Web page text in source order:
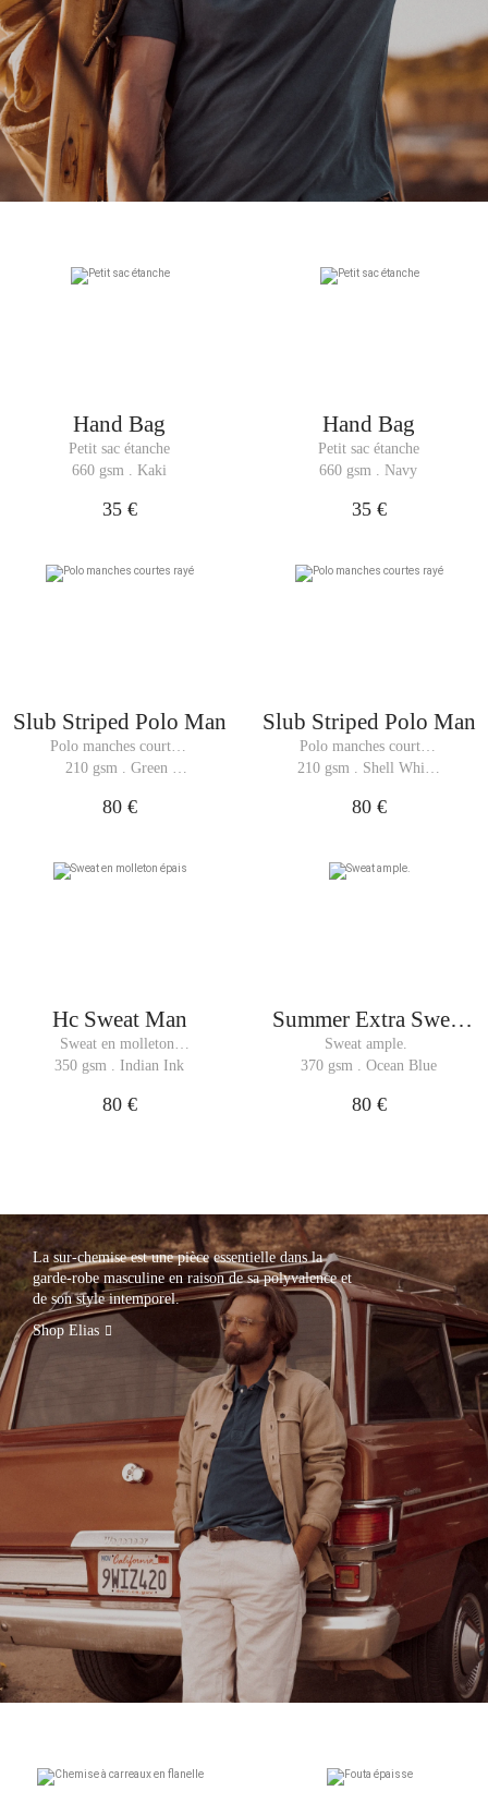
Hand Bag
Petit sac étanche
660 gsm . Kaki
35 €
Hand Bag
Petit sac étanche
660 gsm . Navy
35 €
Slub Striped Polo Man
Polo manches courtes
rayé
210 gsm . Green
80 €
Slub Striped Polo Man
Polo manches courtes
rayé
210 gsm . Shell White
80 €
Hc Sweat Man
Sweat en molleton
épais
350 gsm . Indian Ink
80 €
Summer Extra Sweat
Man
370 gsm . Ocean Blue
80 €
La sur-chemise est une pièce essentielle dans la
garde-robe masculine en raison de sa polyvalence et
de son style intemporel.
Shop Elias